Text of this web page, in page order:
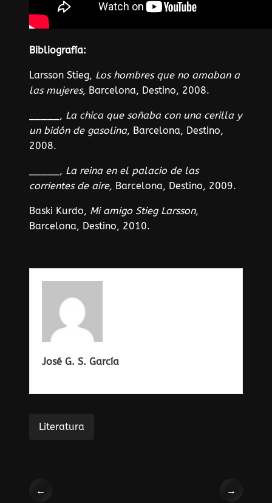
Bibliografía:
Larsson Stieg, Los hombres que no amaban a
las mujeres, Barcelona, Destino, 2008.
_____, La chica que soñaba con una cerilla y
un bidón de gasolina, Barcelona, Destino,
2008.
_____, La reina en el palacio de las
corrientes de aire, Barcelona, Destino, 2009.
Baski Kurdo, Mi amigo Stieg Larsson,
Barcelona, Destino, 2010.
José G. S. García
Literatura
←
→